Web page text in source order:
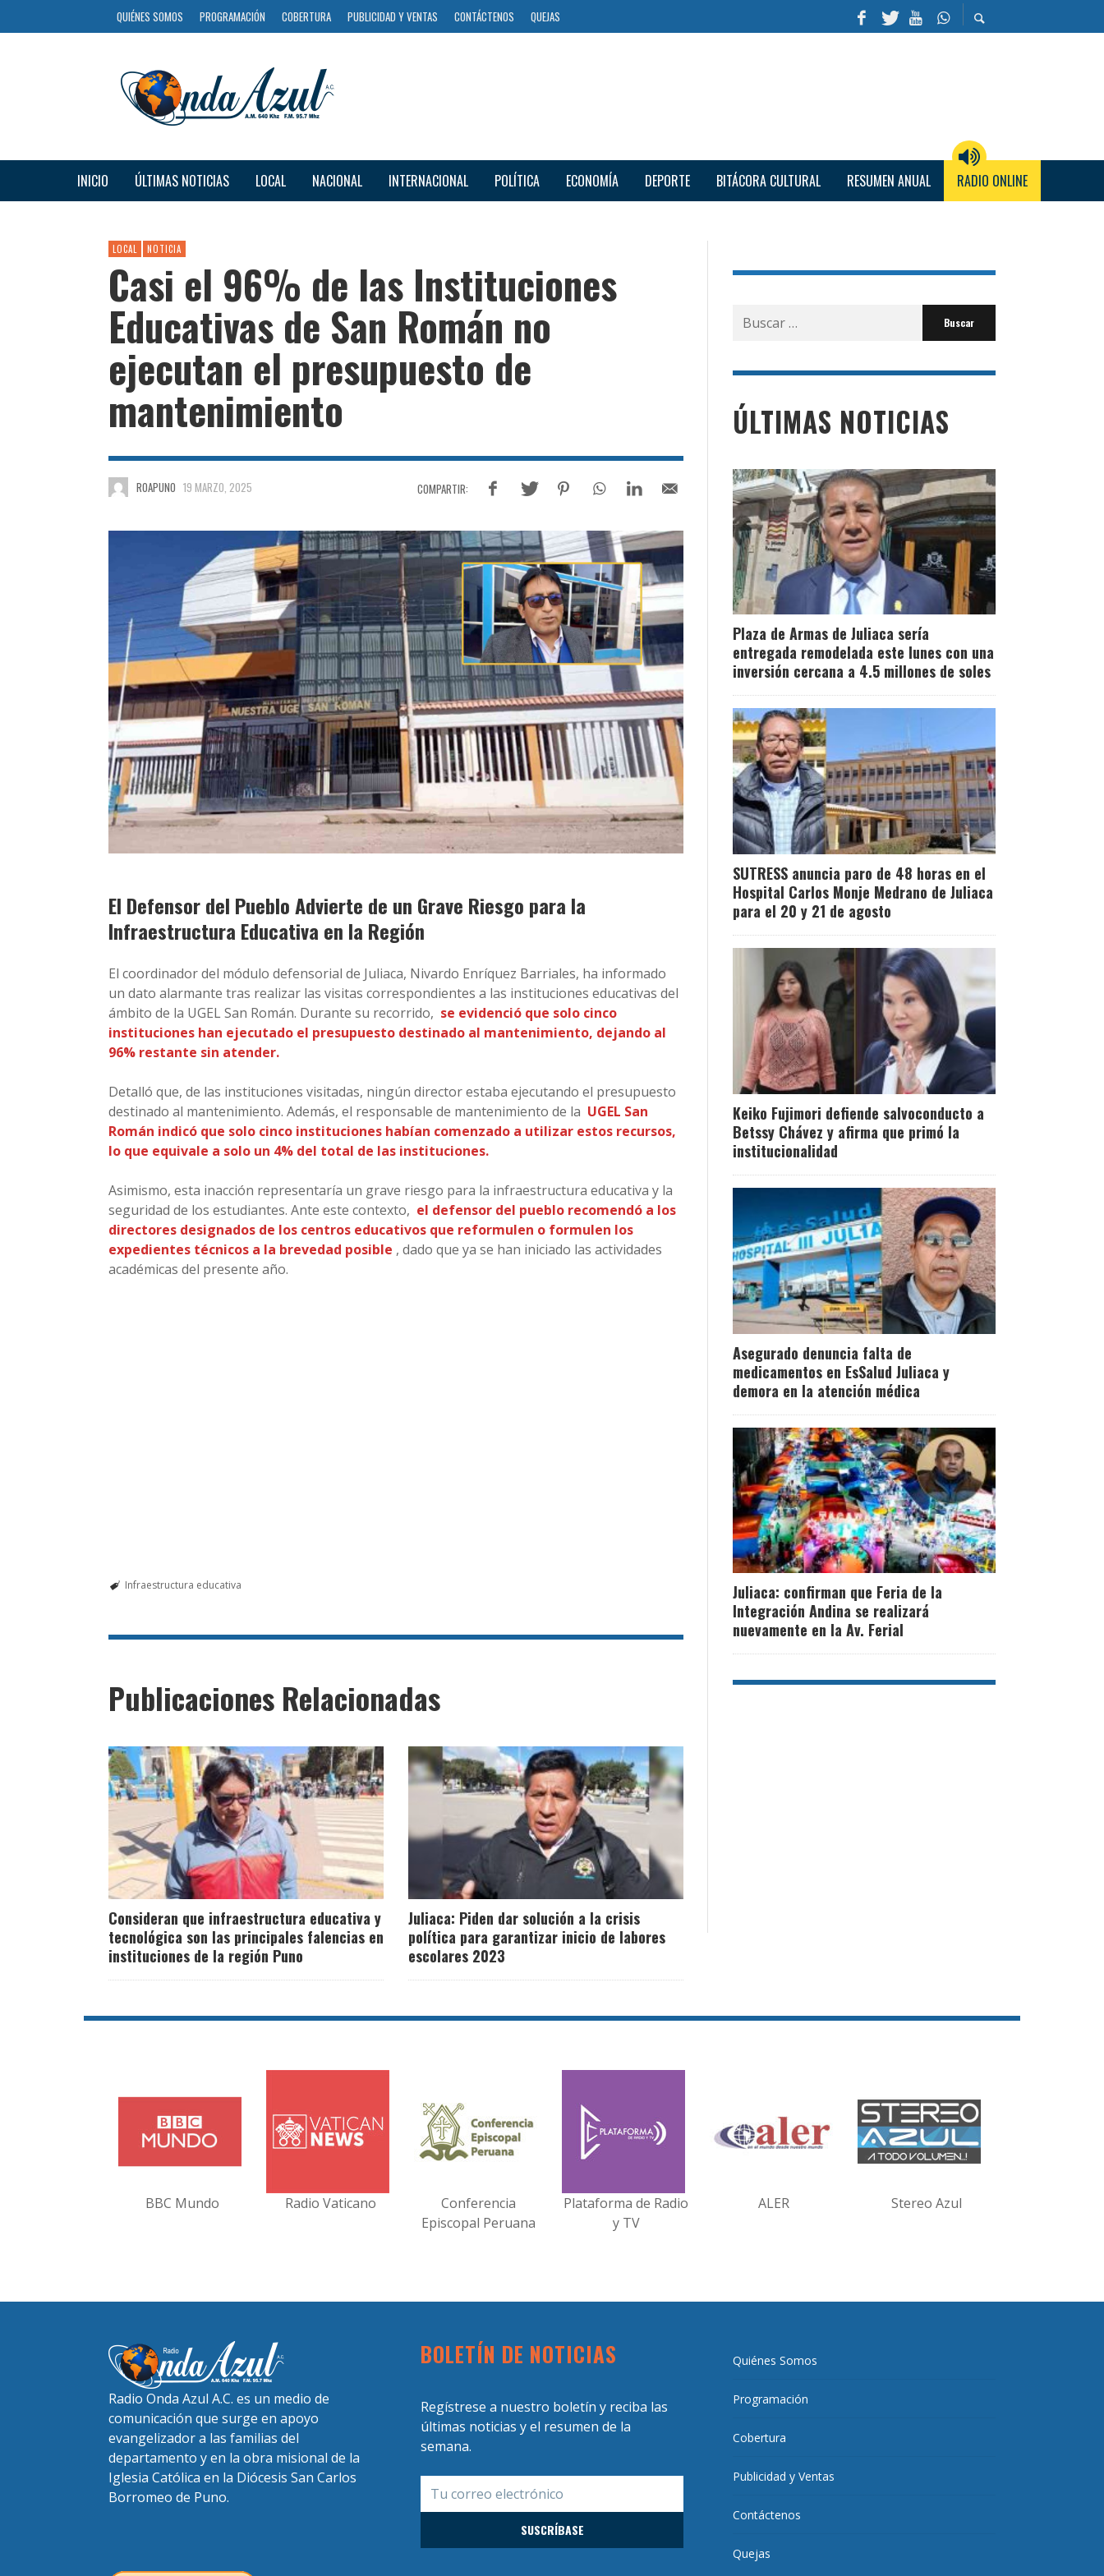
QUIÉNES SOMOS PROGRAMACIÓN COBERTURA PUBLICIDAD Y VENTAS CONTÁCTENOS QUEJAS
INICIO ÚLTIMAS NOTICIAS LOCAL NACIONAL INTERNACIONAL POLÍTICA ECONOMÍA DEPORTE BITÁCORA CULTURAL RESUMEN ANUAL RADIO ONLINE
LOCAL NOTICIA
Casi el 96% de las Instituciones
Educativas de San Román no
ejecutan el presupuesto de
mantenimiento
ROAPUNO 19 MARZO, 2025
El Defensor del Pueblo Advierte de un Grave Riesgo para la
Infraestructura Educativa en la Región
El coordinador del módulo defensorial de Juliaca, Nivardo Enríquez Barriales, ha informado
un dato alarmante tras realizar las visitas correspondientes a las instituciones educativas del
ámbito de la UGEL San Román. Durante su recorrido, se evidenció que solo cinco
instituciones han ejecutado el presupuesto destinado al mantenimiento, dejando al
96% restante sin atender.
Detalló que, de las instituciones visitadas, ningún director estaba ejecutando el presupuesto
destinado al mantenimiento. Además, el responsable de mantenimiento de la UGEL San
Román indicó que solo cinco instituciones habían comenzado a utilizar estos recursos,
lo que equivale a solo un 4% del total de las instituciones.
Asimismo, esta inacción representaría un grave riesgo para la infraestructura educativa y la
seguridad de los estudiantes. Ante este contexto, el defensor del pueblo recomendó a los
directores designados de los centros educativos que reformulen o formulen los
expedientes técnicos a la brevedad posible , dado que ya se han iniciado las actividades
académicas del presente año.
Infraestructura educativa
Publicaciones Relacionadas
Consideran que infraestructura educativa y
tecnológica son las principales falencias en
instituciones de la región Puno
Juliaca: Piden dar solución a la crisis
política para garantizar inicio de labores
escolares 2023
Buscar
por:
ÚLTIMAS NOTICIAS
Plaza de Armas de Juliaca sería
entregada remodelada este lunes con una
inversión cercana a 4.5 millones de soles
SUTRESS anuncia paro de 48 horas en el
Hospital Carlos Monje Medrano de Juliaca
para el 20 y 21 de agosto
Keiko Fujimori defiende salvoconducto a
Betssy Chávez y afirma que primó la
institucionalidad
Asegurado denuncia falta de
medicamentos en EsSalud Juliaca y
demora en la atención médica
Juliaca: confirman que Feria de la
Integración Andina se realizará
nuevamente en la Av. Ferial
BBC Mundo Radio Vaticano
Conferencia
Episcopal Peruana
Plataforma de Radio
y TV
ALER Stereo Azul
Radio Onda Azul A.C. es un medio de
comunicación que surge en apoyo
evangelizador a las familias del
departamento y en la obra misional de la
Iglesia Católica en la Diócesis San Carlos
Borromeo de Puno.
BOLETÍN DE NOTICIAS
Regístrese a nuestro boletín y reciba las
últimas noticias y el resumen de la
semana.
Quiénes Somos
Programación
Cobertura
Publicidad y Ventas
Contáctenos
Quejas